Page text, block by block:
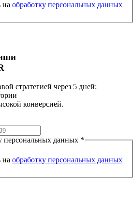
на обработку персональных данных
стратегией через 5 дней:
конверсией.
персональных данных *
на обработку персональных данных